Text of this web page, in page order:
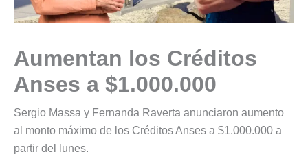
Aumentan los Créditos
Anses a $1.000.000
Sergio Massa y Fernanda Raverta anunciaron aumento
al monto máximo de los Créditos Anses a $1.000.000 a
partir del lunes.